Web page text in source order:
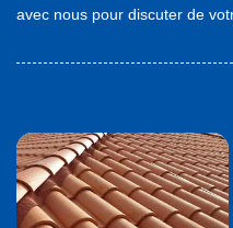
avec nous pour discuter de